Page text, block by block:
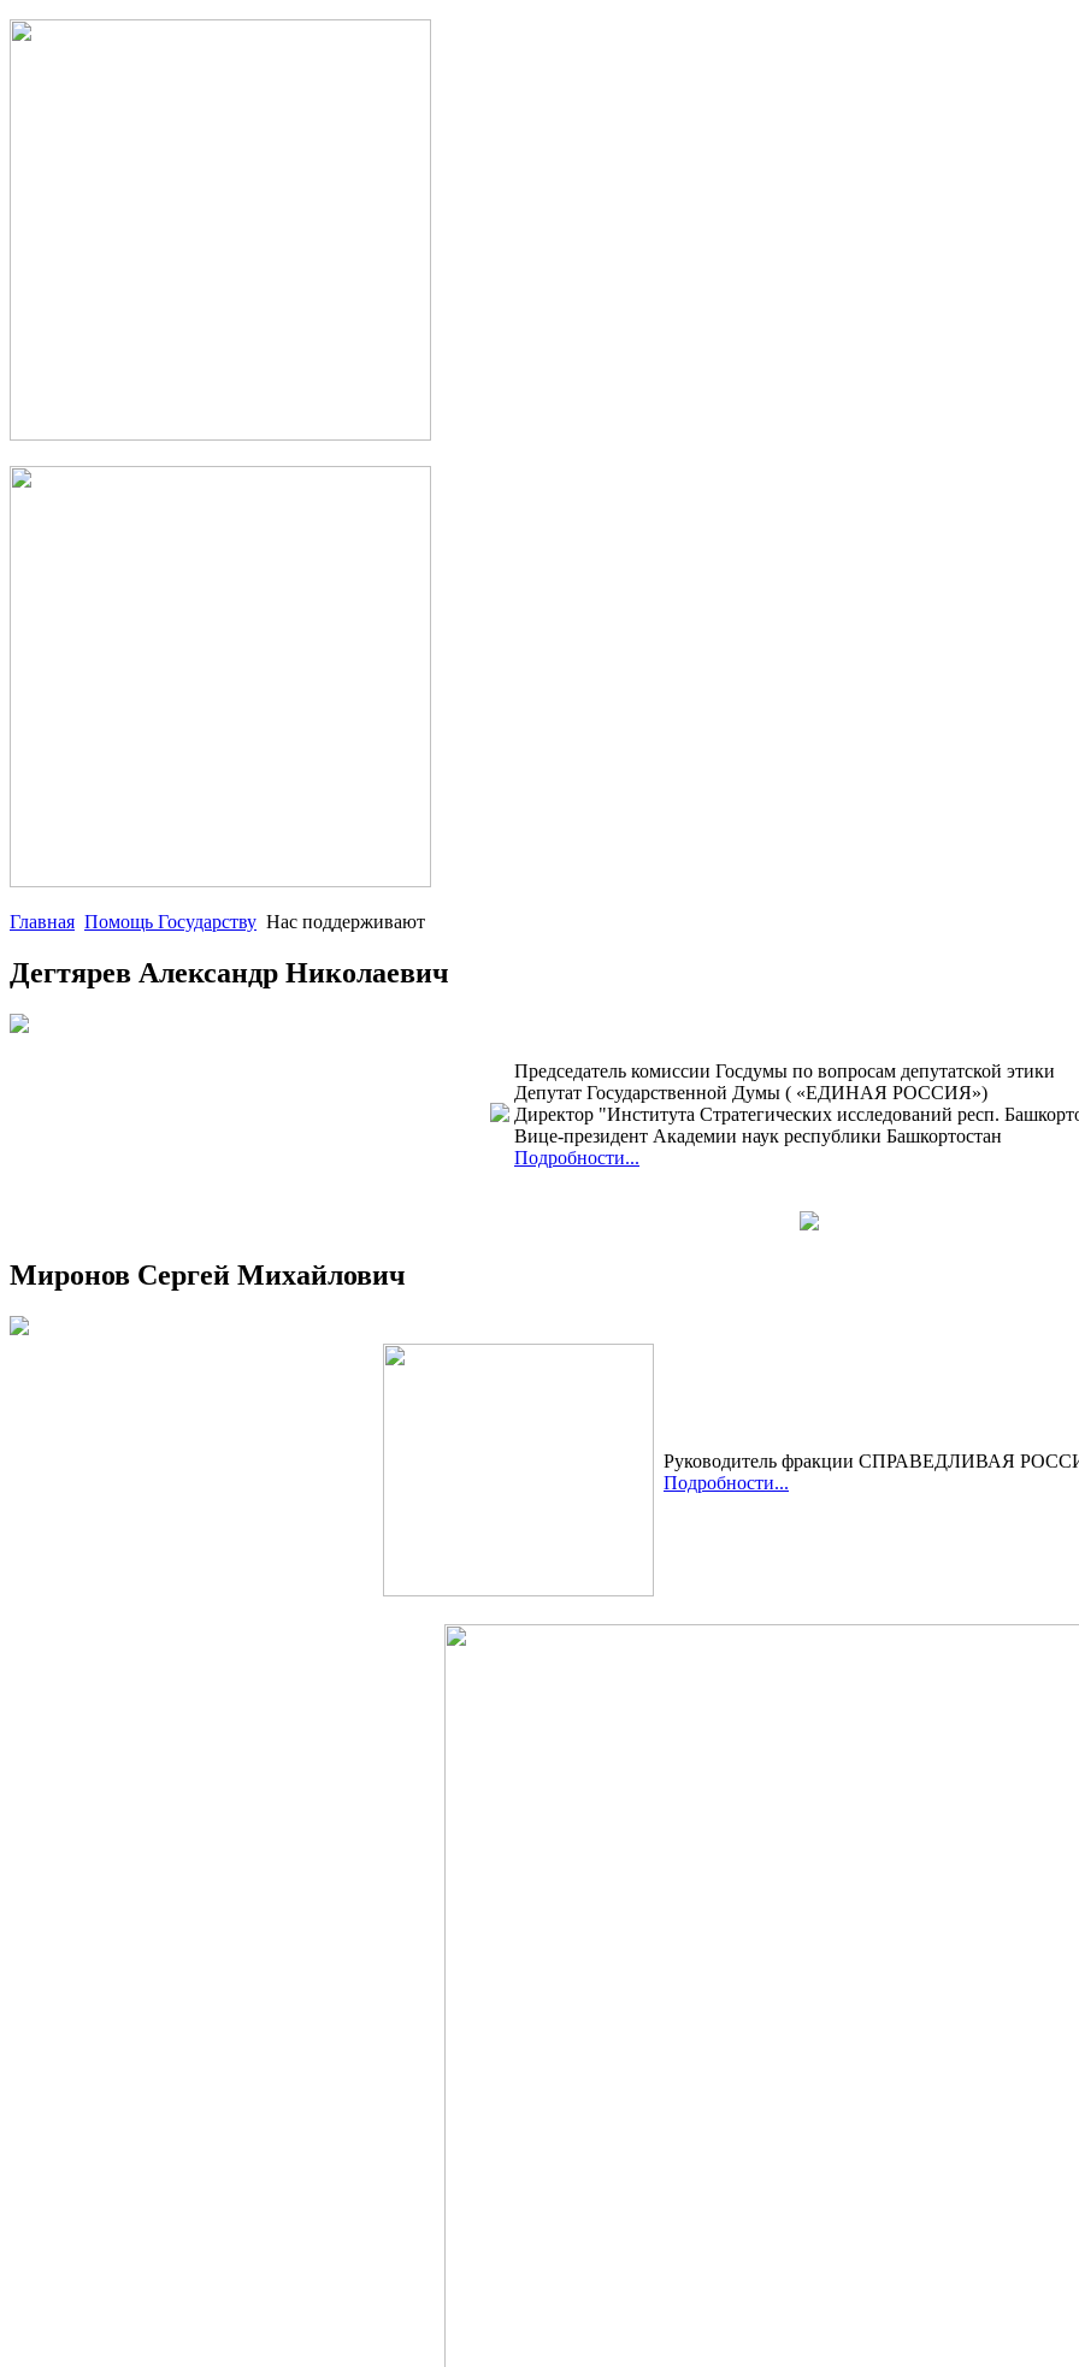
Главная Помощь Государству Нас поддерживают
Дегтярев Александр Николаевич
Председатель комиссии Госдумы по вопросам депутатской этики
Депутат Государственной Думы ( «ЕДИНАЯ РОССИЯ»)
Директор "Института Стратегических исследований респ.
Вице-президент Академии наук республики Башкортостан
Подробности...
Миронов Сергей Михайлович
Руководитель фракции СПРАВЕДЛИВАЯ
Подробности...